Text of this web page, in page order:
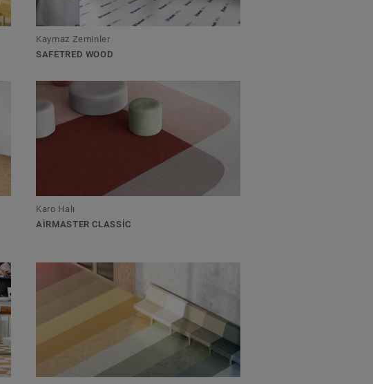
Kaymaz Zeminler
SAFETRED WOOD
Karo Halı
AIRMASTER CLASSIC